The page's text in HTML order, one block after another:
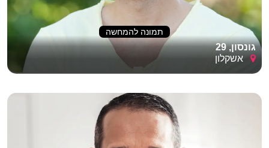
תמונה להמחשה
גונסון, 29
אשקלון